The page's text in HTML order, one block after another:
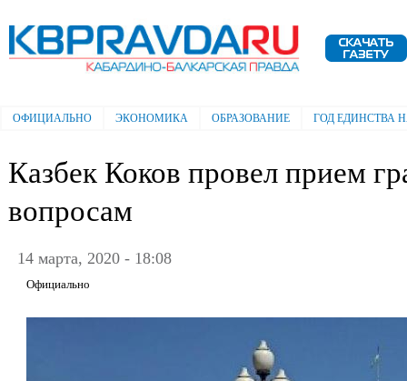
Электронная газета "Кабардино-
Балкарская правда"
Главное меню
ОФИЦИАЛЬНО ЭКОНОМИКА ОБРАЗОВАНИЕ ГОД ЕДИНСТВА
Казбек Коков провел прием
вопросам
14 марта, 2020 - 18:08
Официально